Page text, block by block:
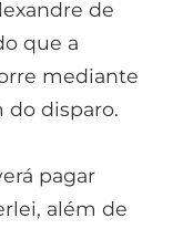
de
que a
mediante
do disparo.
pagar
além de